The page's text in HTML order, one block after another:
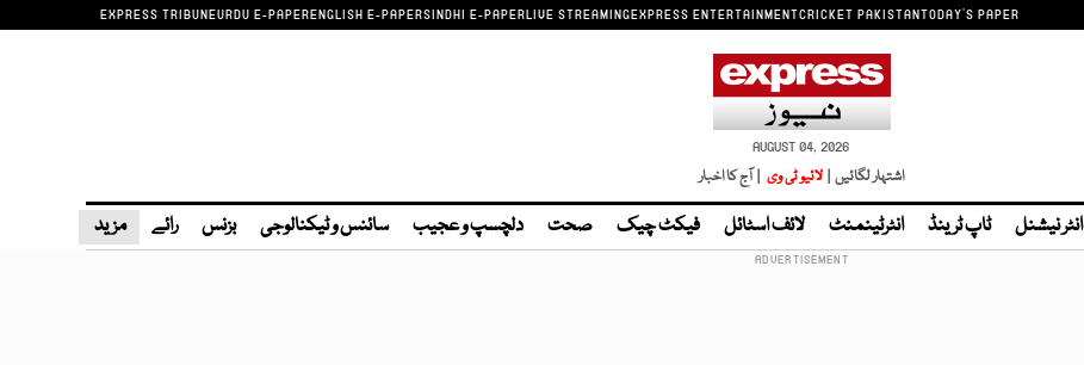
EXPRESS TRIBUNEURDU E-PAPERENGLISH E-PAPERSINDHI E-PAPERLIVE STREAMINGEXPRESS ENTERTAINMENTCRICKET PAKISTANTODAY'S PAPER
AUGUST 04, 2026
اشتہار لگائیں | لائیو ٹی وی | آج کا اخبار
انٹر نیشنل ٹاپ ٹرینڈ انٹرٹینمنٹ لائف اسٹائل فیکٹ چیک صحت دلچسپ و عجیب سائنس و ٹیکنالوجی بزنس رائے مزید